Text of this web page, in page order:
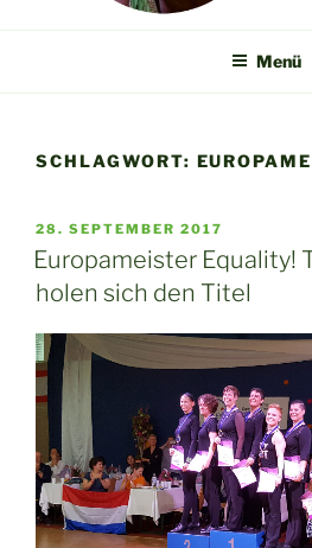
Menü
SCHLAGWORT:
VERÖFFENTLICHT
AM
28. SEPTEMBER 2017
Europameister Equality!
holen sich den Titel